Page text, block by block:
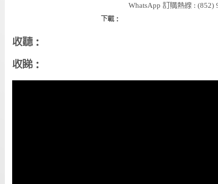
WhatsApp 訂購熱線 : (852)
下載：
收聽：
收睇：